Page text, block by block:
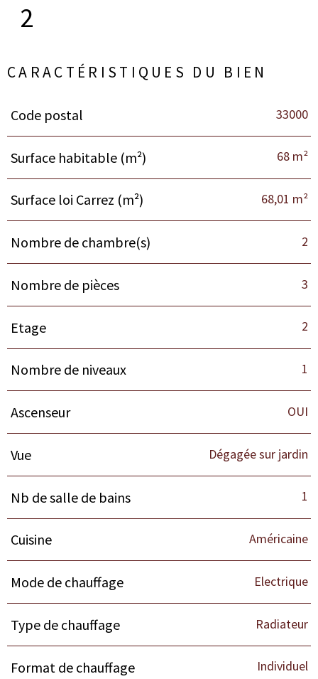
2
CARACTÉRISTIQUES DU BIEN
Caractéristiques
Code postal 33000
Surface habitable (m²) 68 m²
Surface loi Carrez (m²) 68,01 m²
Nombre de chambre(s) 2
Nombre de pièces 3
Etage 2
Nombre de niveaux 1
Ascenseur OUI
Vue Dégagée sur jardin
Nb de salle de bains 1
Cuisine Américaine
Mode de chauffage Electrique
Type de chauffage Radiateur
Format de chauffage Individuel